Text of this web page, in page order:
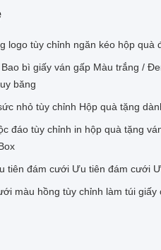
logo tùy chỉnh ngăn kéo hộp quà
bì giấy ván gấp Màu trắng /
băng
nhỏ tùy chỉnh Hộp quà tặng
đáo tùy chỉnh in hộp quà tặng
tiên đám cưới Ưu tiên đám cưới
màu hồng tùy chỉnh làm túi giấy